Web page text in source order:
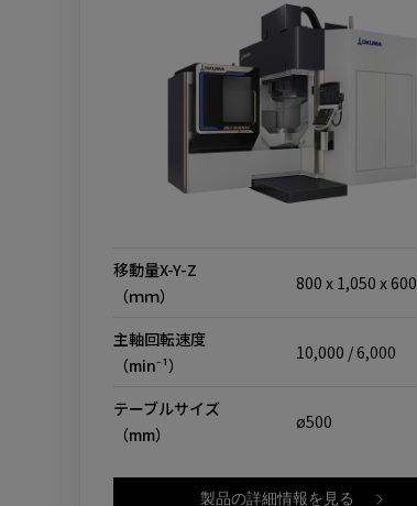
移動量X-Y-Z
（ｍｍ）
800 x 1,050 x 600
主軸回転速度
（min⁻¹）
10,000 / 6,000
テーブルサイズ
（mm）
ø500
製品の詳細情報を見る